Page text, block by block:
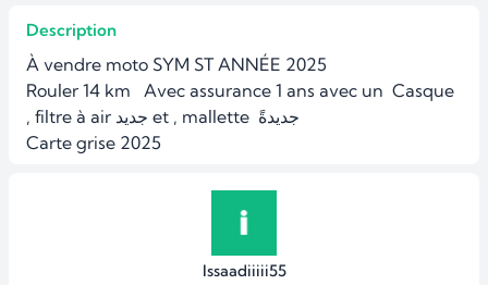
Description
À vendre moto SYM ST ANNÉE 2025
Rouler 14 km   Avec assurance 1 ans avec un  Casque
, filtre à air جديد et , mallette  جديدةً
Carte grise 2025
Issaadiiiii55